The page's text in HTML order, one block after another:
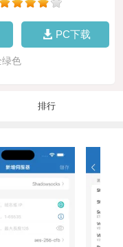
PC下载
色
排行